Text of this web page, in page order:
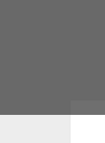
Une